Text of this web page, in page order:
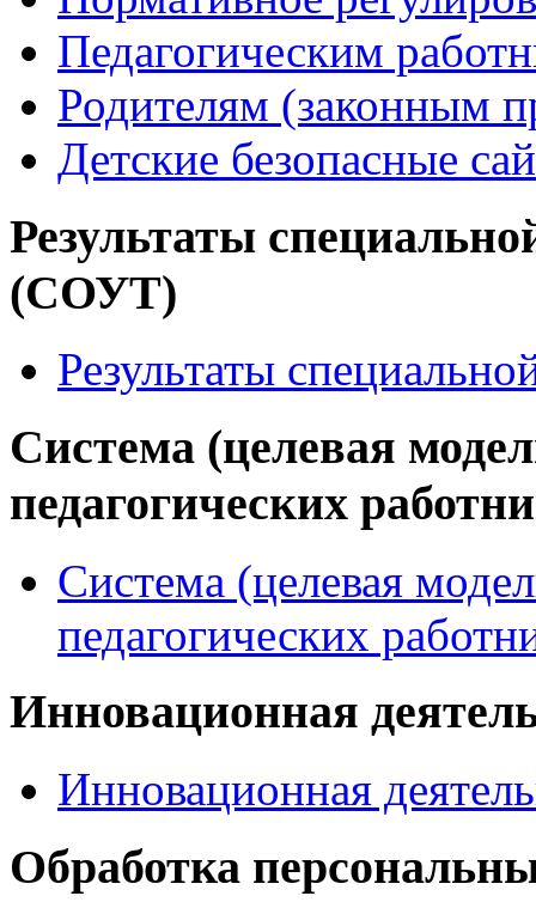
Педагогическим
Родителям (законным
Детские безопасные
Результаты
(СОУТ)
Результаты
Система (целевая
педагогических
Система (целевая
педагогических
Инновационная
Инновационная
Обработка